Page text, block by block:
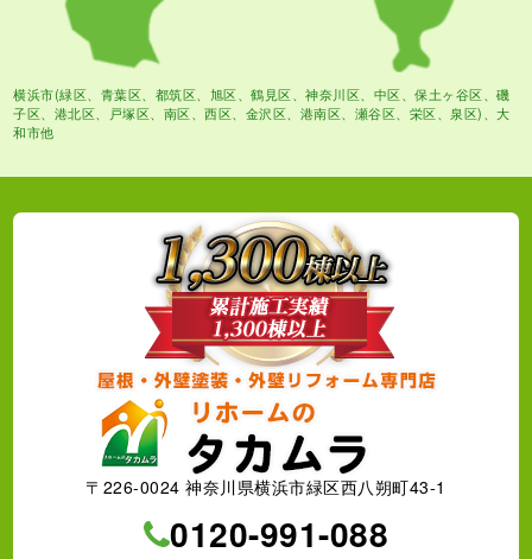
横浜市(緑区、青葉区、都筑区、旭区、鶴見区、神奈川区、中区、保土ヶ谷区、磯
子区、港北区、戸塚区、南区、西区、金沢区、港南区、瀬谷区、栄区、泉区)、大
和市他
〒226-0024 神奈川県横浜市緑区西八朔町43-1
0120-991-088